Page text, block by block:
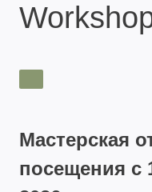
Мастерская
посещения с